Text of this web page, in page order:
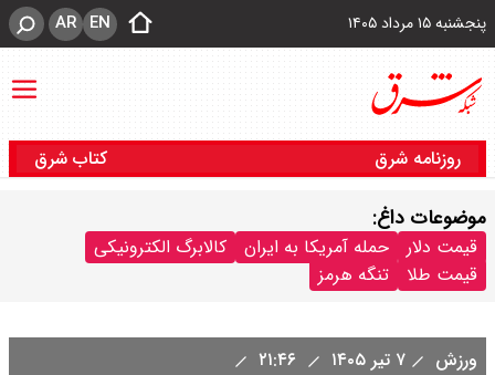
پنجشنبه ۱۵ مرداد ۱۴۰۵ EN
AR
روزنامه شرق کتاب شرق
موضوعات داغ:
قیمت دلار حمله آمریکا به ایران
کالابرگ الکترونیکی
قیمت طلا
تنگه هرمز
ورزش ۷ تیر ۱۴۰۵